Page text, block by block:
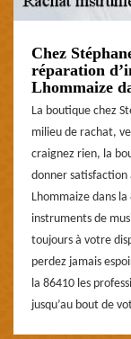
Chez
réparation
Lhommaize
La boutique chez
milieu de rachat,
craignez rien, la
donner satisfaction
Lhommaize dans
instruments de
toujours à votre
perdez jamais
la 86410 les
jusqu’au bout de